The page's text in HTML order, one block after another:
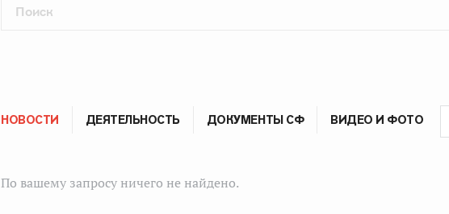
НОВОСТИ ДЕЯТЕЛЬНОСТЬ ДОКУМЕНТЫ СФ ВИДЕО И ФОТО
По вашему запросу ничего не найдено.